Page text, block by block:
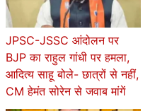
JPSC-JSSC आंदोलन पर
BJP का राहुल गांधी पर हमला,
आदित्य साहू बोले- छात्रों से नहीं,
CM हेमंत सोरेन से जवाब मांगें